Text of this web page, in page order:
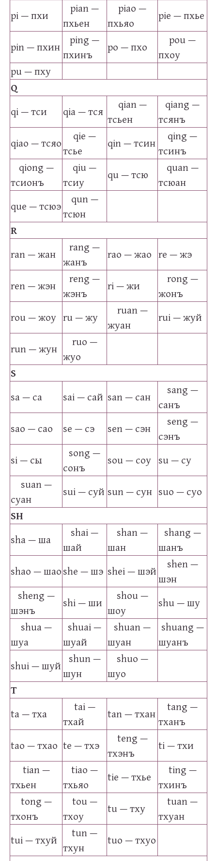
pi — пхи
pian —
пхьен
piao —
пхьяо
pie — пхье
pin — пхин
ping —
пхинъ
po — пхо
pou —
пхоу
pu — пху
Q
qi — тси
qia — тся
qian —
тсьен
qiang —
тсянъ
qiao — тсяо
qie —
тсье
qin — тсин
qing —
тсинъ
qiong —
тсионъ
qiu —
тсиу
qu — тсю
quan —
тсюан
que — тсюэ
qun —
тсюн
R
ran — жан
rang —
жанъ
rao — жао re — жэ
ren — жэн
reng —
жэнъ
ri — жи
rong —
жонъ
rou — жоу ru — жу
ruan —
жуан
rui — жуй
run — жун
ruo —
жуо
S
sa — са
sai — сай san — сан
sang —
санъ
sao — сао
se — сэ sen — сэн
seng —
сэнъ
si — сы
song —
сонъ
sou — соу su — су
suan —
суан
sui — суй sun — сун suo — суо
SH
sha — ша
shai —
шай
shan —
шан
shang —
шанъ
shao — шаоshe — шэ shei — шэй
shen —
шэн
sheng —
шэнъ
shi — ши
shou —
шоу
shu — шу
shua —
шуа
shuai —
шуай
shuan —
шуан
shuang —
шуанъ
shui — шуй shun —
шун
shuo —
шуо
T
ta — тха
tai —
тхай
tan — тхан
tang —
тханъ
tao — тхао te — тхэ
teng —
тхэнъ
ti — тхи
tian —
тхьен
tiao —
тхьяо
tie — тхье
ting —
тхинъ
tong —
тхонъ
tou —
тхоу
tu — тху
tuan —
тхуан
tui — тхуй
tun —
тхун
tuo — тхуо